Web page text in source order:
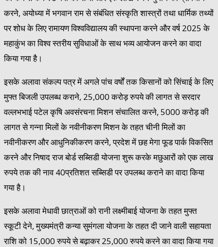
करने, अयोध्या में भगवान राम से संबंधित संस्कृति शास्त्रों तथा धार्मिक तथ्यों
पर शोध के लिए रामायण विश्वविद्यालय की स्थापना करने और वर्ष 2025 के
महाकुंभ का विश्व स्तरीय सुविधाओं के साथ भव्य आयोजन करने का वादा
किया गया है।
इसके अलावा संकल्प पत्र में अगले पांच वर्षों तक किसानों को सिंचाई के लिए
मुफ्त बिजली उपलब्ध कराने, 25,000 करोड़ रुपये की लागत से सरदार
वल्लभभाई पटेल कृषि अवसंरचना मिशन संचालित करने, 5000 करोड़ की
लागत से गन्ना मिलों के नवीनीकरण मिशन के तहत चीनी मिलों का
नवीनीकरण और आधुनिकीकरण करने, प्रदेश में छह मेगा फूड पार्क विकसित
करने और निषाद राज बोर्ड सब्सिडी योजना शुरू करके मछुआरों को एक लाख
रुपये तक की नाव 40प्रतिशत सब्सिडी पर उपलब्ध कराने का वादा किया
गया है।
इसके अलावा मेधावी छात्राओं को रानी लक्ष्मीबाई योजना के तहत मुफ्त
स्कूटी देने, मुख्यमंत्री कन्या सुमंगला योजना के तहत दी जाने वाली सहायता
राशि को 15,000 रुपये से बढ़ाकर 25,000 रुपये करने का वादा किया गया